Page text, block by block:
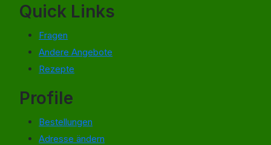
Quick Links
Fragen
Andere Angebote
Rezepte
Profile
Bestellungen
Adresse ändern